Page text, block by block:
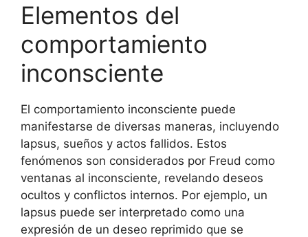
Elementos del
comportamiento
inconsciente
El comportamiento inconsciente puede
manifestarse de diversas maneras, incluyendo
lapsus, sueños y actos fallidos. Estos
fenómenos son considerados por Freud como
ventanas al inconsciente, revelando deseos
ocultos y conflictos internos. Por ejemplo, un
lapsus puede ser interpretado como una
expresión de un deseo reprimido que se